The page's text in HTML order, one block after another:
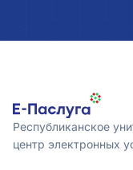
Республиканское
центр электронных